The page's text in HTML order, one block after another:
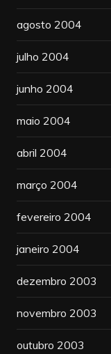
agosto 2004
julho 2004
junho 2004
maio 2004
abril 2004
março 2004
fevereiro 2004
janeiro 2004
dezembro 2003
novembro 2003
outubro 2003